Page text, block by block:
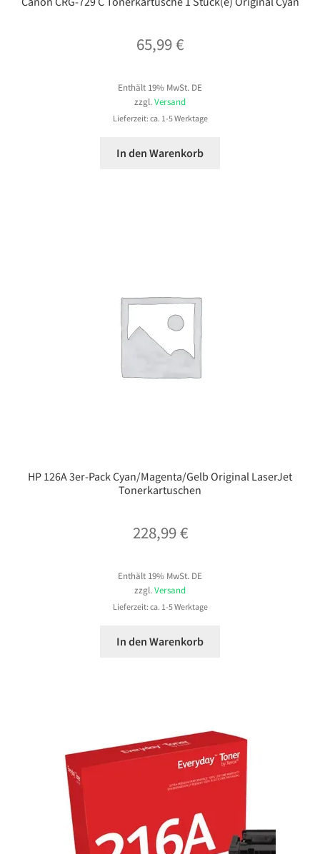
65,99€
Enthält 19% MwSt. DE
zzgl. Versand
Lieferzeit: ca. 1-5 Werktage
In den Warenkorb
HP 126A 3er-Pack Cyan/Magenta/Gelb Original LaserJet
Tonerkartuschen
228,99€
Enthält 19% MwSt. DE
zzgl.Versand
Lieferzeit: ca. 1-5 Werktage
In den Warenkorb